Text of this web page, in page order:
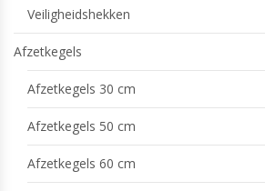
Veiligheidshekken
Afzetkegels
Afzetkegels 30 cm
Afzetkegels 50 cm
Afzetkegels 60 cm